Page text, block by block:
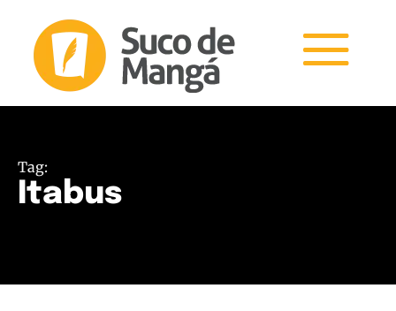
Tag:
Itabus